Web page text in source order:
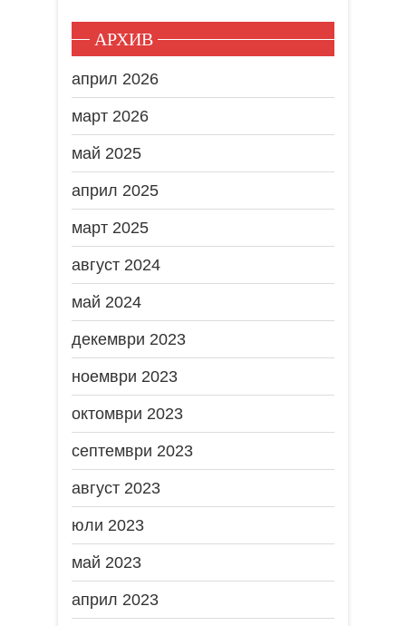
АРХИВ
април 2026
март 2026
май 2025
април 2025
март 2025
август 2024
май 2024
декември 2023
ноември 2023
октомври 2023
септември 2023
август 2023
юли 2023
май 2023
април 2023